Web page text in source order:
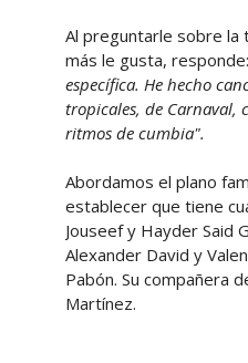
Al preguntarle sobre la
más le gusta, responde:
específica. He hecho
tropicales, de Carnaval,
ritmos de cumbia".
Abordamos el plano
establecer que tiene
Jouseef y Hayder Said
Alexander David y
Pabón. Su compañera
Martínez.